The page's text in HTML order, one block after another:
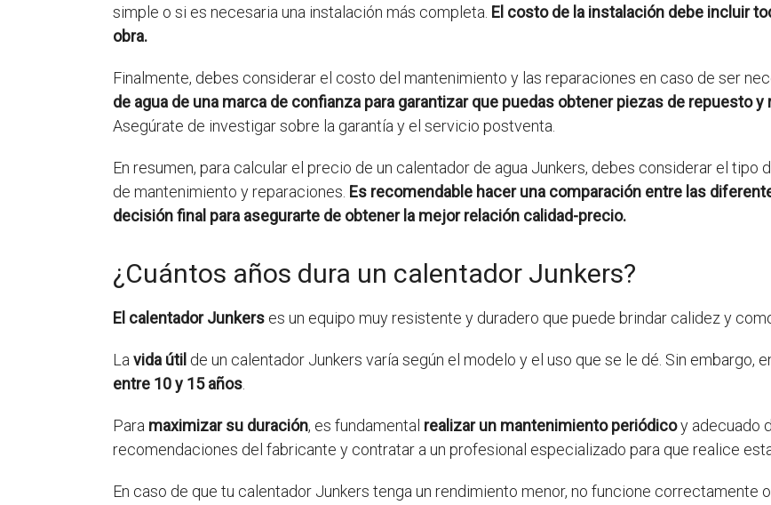
simple o si es necesaria una instalación más completa. El costo de la instalación debe incluir
obra.
Finalmente, debes considerar el costo del mantenimiento y las reparaciones en caso de ser
de agua de una marca de confianza para garantizar que puedas obtener piezas de repuesto
Asegúrate de investigar sobre la garantía y el servicio postventa.
En resumen, para calcular el precio de un calentador de agua Junkers, debes considerar el tipo
de mantenimiento y reparaciones. Es recomendable hacer una comparación entre las
decisión final para asegurarte de obtener la mejor relación calidad-precio.
¿Cuántos años dura un calentador Junkers?
El calentador Junkers es un equipo muy resistente y duradero que puede brindar calidez y
Lavida útil de un calentador Junkers varía según el modelo y el uso que se le dé. Sin embargo,
entre 10 y 15 años.
Para maximizar su duración, es fundamental realizar un mantenimiento periódicoy adecuado
recomendaciones del fabricante y contratar a un profesional especializado para que realice
En caso de que tu calentador Junkers tenga un rendimiento menor, no funcione correctamente